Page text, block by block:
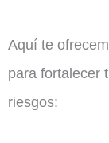
Aquí te
para fortalecer
riesgos: